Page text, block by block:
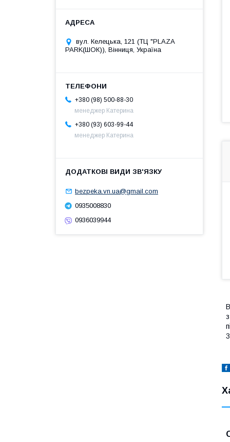
вул. Келецька, 121 (ТЦ "PLAZA
PARK(ШОК)), Вінниця, Україна
+380 (98) 500-88-30
менеджер Катерина
+380 (93) 603-99-44
менеджер Катерина
bezpeka.vn.ua@gmail.com
0935008830
0936039944